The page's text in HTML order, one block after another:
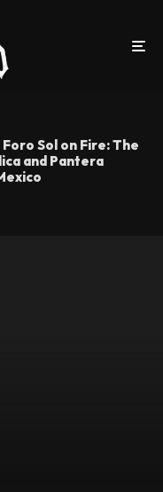
Sol on Fire: The
and Pantera